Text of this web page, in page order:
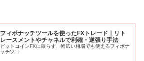
フィボナッチツールを使ったFXトレード｜リト
レースメントやチャネルで利確・逆張り手法
ビットコインFXに限らず、幅広い相場でも使えるフィボナ
ッチツ...